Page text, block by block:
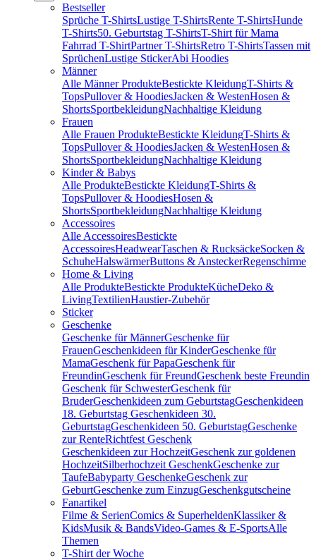
Bestseller
Sprüche T-ShirtsLustige T-ShirtsRente T-ShirtsHunde
T-Shirts50. Geburtstag T-ShirtsT-Shirt für Mama
Fahrrad T-ShirtPartner T-ShirtsRetro T-ShirtsTassen mit
SprüchenLustige StickerAbi Hoodies
Männer
Alle Männer ProdukteBestickte KleidungT-Shirts &
TopsPullover & HoodiesJacken & WestenHosen &
ShortsSportbekleidungNachhaltige Kleidung
Frauen
Alle Frauen ProdukteBestickte KleidungT-Shirts &
TopsPullover & HoodiesJacken & WestenHosen &
ShortsSportbekleidungNachhaltige Kleidung
Kinder & Babys
Alle ProdukteBestickte KleidungT-Shirts &
TopsPullover & HoodiesHosen &
ShortsSportbekleidungNachhaltige Kleidung
Accessoires
Alle AccessoiresBestickte
AccessoiresHeadwearTaschen & RucksäckeSocken &
SchuheHalswärmerButtons & AnsteckerRegenschirme
Home & Living
Alle ProdukteBestickte ProdukteKücheDeko &
LivingTextilienHaustier-Zubehör
Sticker
Geschenke
Geschenke für MännerGeschenke für
FrauenGeschenkideen für KinderGeschenke für
MamaGeschenk für PapaGeschenk für
FreundinGeschenk für FreundGeschenk beste Freundin
Geschenk für SchwesterGeschenk für
BruderGeschenkideen zum GeburtstagGeschenkideen
18. Geburtstag Geschenkideen 30.
GeburtstagGeschenkideen 50. GeburtstagGeschenke
zur RenteRichtfest Geschenk
Geschenkideen zur HochzeitGeschenk zur goldenen
HochzeitSilberhochzeit GeschenkGeschenke zur
TaufeBabyparty GeschenkeGeschenk zur
GeburtGeschenke zum EinzugGeschenkgutscheine
Fanartikel
Filme & SerienComics & SuperheldenKlassiker &
KidsMusik & BandsVideo-Games & E-SportsAlle
Themen
T-Shirt der Woche